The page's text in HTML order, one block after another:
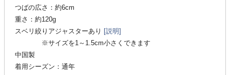
つばの広さ：約6cm
重さ：約120g
スベリ絞りアジャスターあり [説明]
※サイズを1～1.5cm小さくできます
中国製
着用シーズン：通年